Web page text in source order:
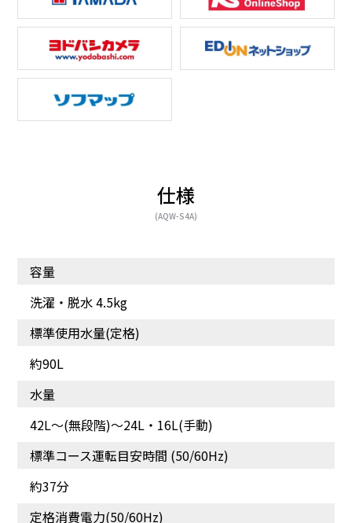
しやすい「ほぐし仕上
げ」
各行程の時間・回数が選
仕様
(AQW-S4A)
容量
洗濯・脱水 4.5kg
標準使用水量(定格)
約90L
水量
42L～(無段階)〜24L・16L(手動)
標準コース運転目安時間 (50/60Hz)
約37分
定格消費電力(50/60Hz)